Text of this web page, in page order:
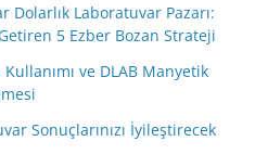
Dolarlık Laboratuvar Pazarı:
5 Ezber Bozan Strateji
ve DLAB Manyetik
Sonuçlarınızı İyileştirecek